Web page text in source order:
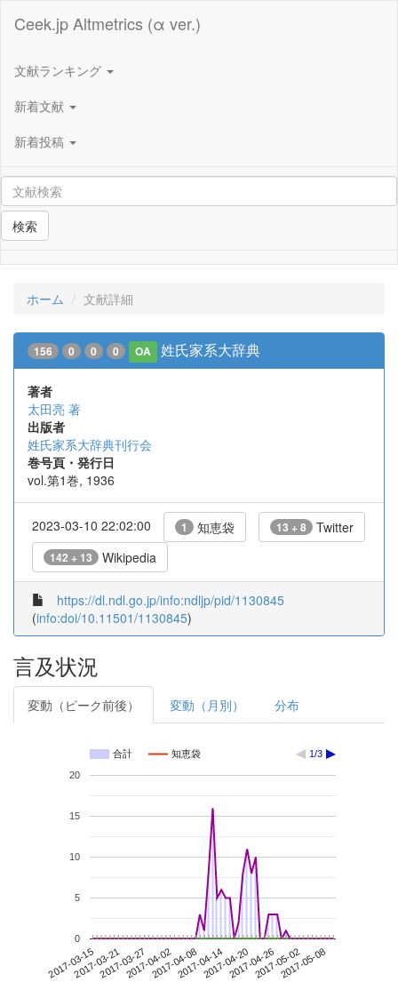
Ceek.jp Altmetrics (α ver.)
文献ランキング
新着文献
新着投稿
検索
ホーム 文献詳細
156 0 0 0 OA 姓氏家系大辞典
著者
太田亮 著
出版者
姓氏家系大辞典刊行会
巻号頁・発行日
vol.第1巻, 1936
2023-03-10 22:02:00 1 知恵袋 13 + 8 Twitter
142 + 13 Wikipedia
https://dl.ndl.go.jp/info:ndljp/pid/1130845
(info:doi/10.11501/1130845)
言及状況
変動（ピーク前後） 変動（月別） 分布
合計 知恵袋 1/3
2017-03-152017-03-212017-03-272017-04-022017-04-082017-04-142017-04-202017-04-262017-05-022017-05-08
0
5
10
15
20